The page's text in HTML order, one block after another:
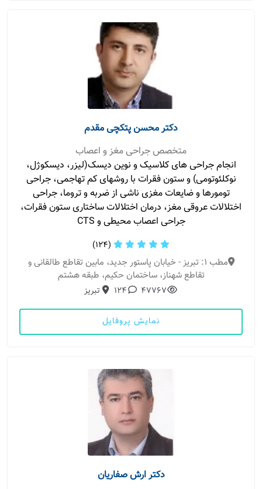
دکتر محسن پتکچی مقدم
متخصص جراحی مغز و اعصاب
انجام جراحی های کلاسیک و نوین دیسک(لیزر، دیسکوژل،
نوکلئوتومی) و ستون فقرات با روشهای کم تهاجمی، جراحی
تومورها و ضایعات مغزی ناشی از ضربه و تروما، جراحی
اختلالات عروقی مغز، درمان اختلالات ساختاری ستون فقرات،
جراحی اعصاب محیطی و CTS
(124)
مطب 1: تبریز - خیابان پاستور جدید، مابین تقاطع طالقانی و
تقاطع شهناز، ساختمان حکیم، طبقه هشتم
47767
124 تبریز
نمایش پروفایل
دکتر ارش صفاریان